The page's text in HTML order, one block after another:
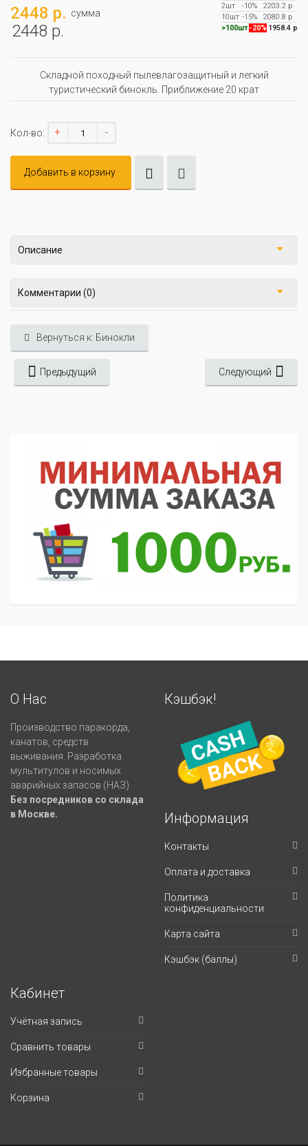
2448 р. сумма
2448 р.
2шт
-10%
2203.2 р
10шт -15%
2080.8 р
>100шт -20% 1958.4 р
Складной походный пылевлагозащитный и легкий
туристический бинокль. Приближение 20 крат
Кол-во: + -
Добавить в корзину
Описание
Комментарии (0)
Вернуться к: Бинокли
Предыдущий Следующий
О Нас
Производство паракорда,
канатов, средств
выживания. Разработка
мультитулов и носимых
аварийных запасов (НАЗ).
Без посредников со склада
в Москве.
Кэшбэк!
Информация
Контакты
Оплата и доставка
Политика
конфиденциальности
Карта сайта
Кэшбэк (баллы)
Кабинет
Учётная запись
Сравнить товары
Избранные товары
Корзина